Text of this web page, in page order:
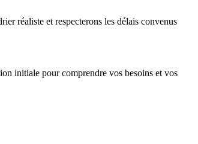
réaliste et respecterons les délais convenus
initiale pour comprendre vos besoins et vos